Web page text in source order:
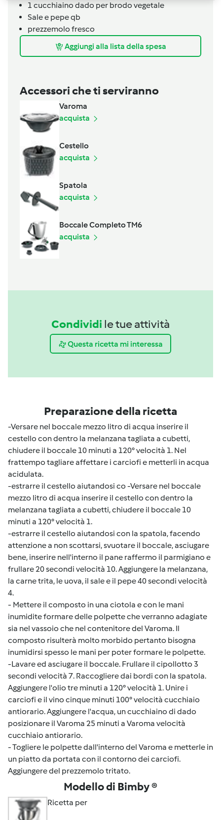
1 cucchiaino dado per brodo vegetale
Sale e pepe qb
prezzemolo fresco
Aggiungi alla lista della spesa
Accessori che ti serviranno
Varoma
acquista
Cestello
acquista
Spatola
acquista
Boccale Completo TM6
acquista
Condividi le tue attività
Questa ricetta mi interessa
Preparazione della ricetta
-Versare nel boccale mezzo litro di acqua inserire il
cestello con dentro la melanzana tagliata a cubetti,
chiudere il boccale 10 minuti a 120° velocità 1. Nel
frattempo tagliare affettare i carciofi e metterli in acqua
acidulata.
-estrarre il cestello aiutandosi co -Versare nel boccale
mezzo litro di acqua inserire il cestello con dentro la
melanzana tagliata a cubetti, chiudere il boccale 10
minuti a 120° velocità 1.
-estrarre il cestello aiutandosi con la spatola, facendo
attenzione a non scottarsi, svuotare il boccale, asciugare
bene, inserire nell'interno il pane raffermo il parmigiano e
frullare 20 secondi velocità 10. Aggiungere la melanzana,
la carne trita, le uova, il sale e il pepe 40 secondi velocità
4.
- Mettere il composto in una ciotola e con le mani
inumidite formare delle polpette che verranno adagiate
sia nel vassoio che nel contenitore del Varoma. Il
composto risulterà molto morbido pertanto bisogna
inumidirsi spesso le mani per poter formare le polpette.
-Lavare ed asciugare il boccale. Frullare il cipollotto 3
secondi velocità 7. Raccogliere dai bordi con la spatola.
Aggiungere l'olio tre minuti a 120° velocità 1. Unire i
carciofi e il vino cinque minuti 100° velocità cucchiaio
antiorario. Aggiungere l'acqua, un cucchiaino di dado
posizionare il Varoma 25 minuti a Varoma velocità
cucchiaio antiorario.
- Togliere le polpette dall'interno del Varoma e metterle in
un piatto da portata con il contorno dei carciofi.
Aggiungere del prezzemolo tritato.
Modello di Bimby ®
Ricetta per